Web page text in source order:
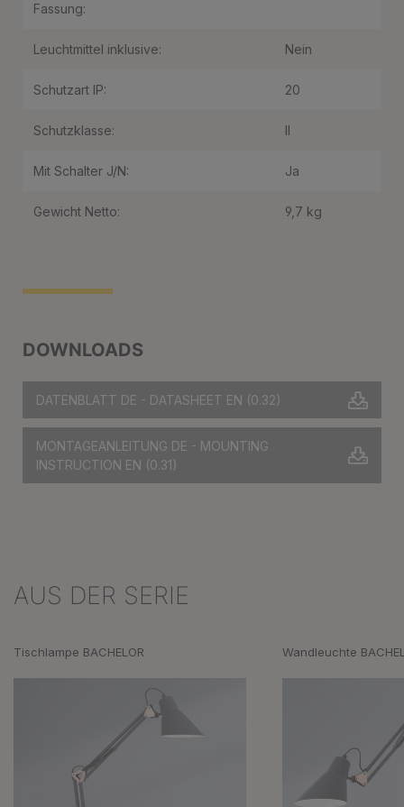
DOWNLOADS
DATENBLATT DE - DATASHEET EN (0.32)
MONTAGEANLEITUNG DE - MOUNTING
INSTRUCTION EN (0.31)
Fassung:
Leuchtmittel inklusive: Nein
Schutzart IP: 20
Schutzklasse: II
Mit Schalter J/N: Ja
Gewicht Netto: 9,7 kg
Produktgalerie überspringen
AUS DER SERIE
Tischlampe BACHELOR Wandleuchte